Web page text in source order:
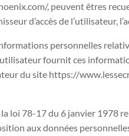
, peuvent êtres
d’accès de l’utilisateur,
personnelles
fournit ces
du site https://
loi 78-17 du 6 janvier 1978
aux données